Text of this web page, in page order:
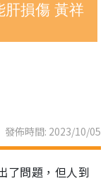
肝損傷 黃祥
發佈時間: 2023/10/05
了問題，但人到